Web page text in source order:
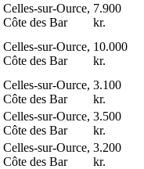
Celles-sur-Ource,
Côte des Bar
7.900
kr.
Celles-sur-Ource,
Côte des Bar
10.000
kr.
Celles-sur-Ource,
Côte des Bar
3.100
kr.
Celles-sur-Ource,
Côte des Bar
3.500
kr.
Celles-sur-Ource,
Côte des Bar
3.200
kr.